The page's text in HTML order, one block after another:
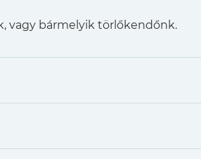
vagy bármelyik törlőkendőnk.